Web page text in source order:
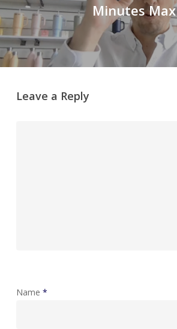
Minutes Max
Leave a Reply
Name *